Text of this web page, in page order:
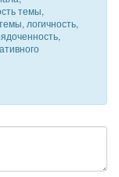
темы,
логичность,